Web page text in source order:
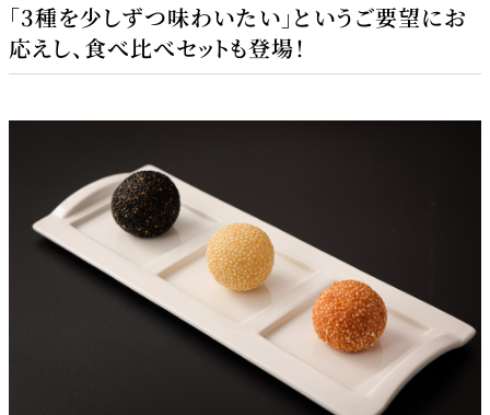
「3種を少しずつ味わいたい」というご要望にお
応えし、食べ比べセットも登場！